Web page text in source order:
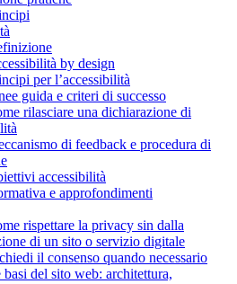
by design
per l’accessibilità
guida e criteri di successo
rilasciare una dichiarazione di
di feedback e procedura di
accessibilità
e approfondimenti
rispettare la privacy sin dalla
di un sito o servizio digitale
il consenso quando necessario
basi del sito web: architettura,